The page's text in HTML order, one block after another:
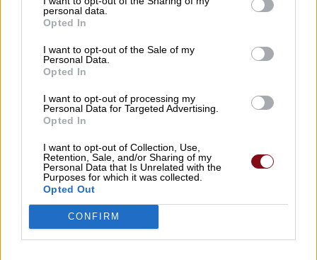
personal data.
Opted In
I want to opt-out of the Sale of my
Personal Data.
Opted In
I want to opt-out of processing my
Personal Data for Targeted Advertising.
Opted In
I want to opt-out of Collection, Use,
Retention, Sale, and/or Sharing of my
Personal Data that Is Unrelated with the
Purposes for which it was collected.
Opted Out
CONFIRM
Καριπίδης
Δύο συλλήψεις σε Λάρισα και Φάρσαλα
για διατάραξη κοινής ησυχίας
09/08/2026 , 10:41
Λάμπρος Ζάρρας: Οι αγρότες χρειάζονται
έργα, όχι επικοινωνιακούς
πανηγυρισμούς
09/08/2026 , 10:17